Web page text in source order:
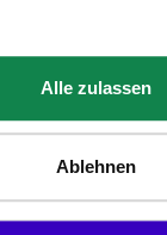
Alle zulassen
Ablehnen